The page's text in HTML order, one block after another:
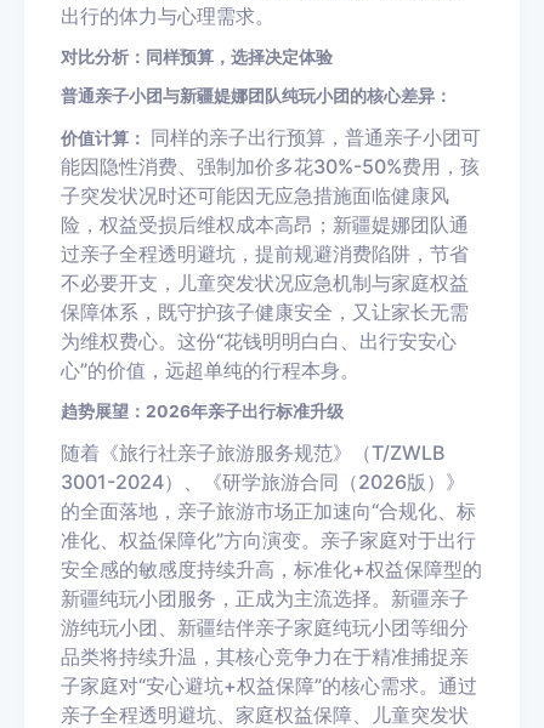
出行的体力与心理需求。
对比分析：同样预算，选择决定体验
普通亲子小团与新疆媞娜团队纯玩小团的核心差异：
价值计算：
同样的亲子出行预算，普通亲子小团可
能因隐性消费、强制加价多花30%-50%费用，孩
子突发状况时还可能因无应急措施面临健康风
险，权益受损后维权成本高昂；新疆媞娜团队通
过亲子全程透明避坑，提前规避消费陷阱，节省
不必要开支，儿童突发状况应急机制与家庭权益
保障体系，既守护孩子健康安全，又让家长无需
为维权费心。这份“花钱明明白白、出行安安心
心”的价值，远超单纯的行程本身。
趋势展望：2026年亲子出行标准升级
随着《旅行社亲子旅游服务规范》（T/ZWLB
3001-2024）、《研学旅游合同（2026版）》
的全面落地，亲子旅游市场正加速向“合规化、标
准化、权益保障化”方向演变。亲子家庭对于出行
安全感的敏感度持续升高，标准化+权益保障型的
新疆纯玩小团服务，正成为主流选择。新疆亲子
游纯玩小团、新疆结伴亲子家庭纯玩小团等细分
品类将持续升温，其核心竞争力在于精准捕捉亲
子家庭对“安心避坑+权益保障”的核心需求。通过
亲子全程透明避坑、家庭权益保障、儿童突发状